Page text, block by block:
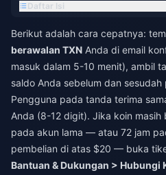
Daftar Isi
Berikut adalah cara cepatnya:
berawalan TXN Anda di email
masuk dalam 5-10 menit), ambil
saldo Anda sebelum dan
Pengguna pada tanda terima
Anda (8-12 digit). Jika koin masih
pada akun lama — atau 72 jam
pembelian di atas $20 — buka
Bantuan & Dukungan > Hubungi